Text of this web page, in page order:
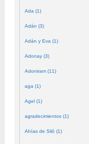
Ada (1)
Adán (3)
Adán y Eva (1)
Adonay (3)
Adoniram (11)
aga (1)
Agel (1)
agradecimientos (1)
Ahías de Siló (1)